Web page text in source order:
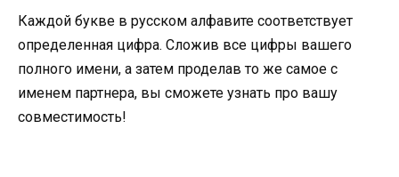
Каждой букве в русском алфавите соответствует
определенная цифра. Сложив все цифры вашего
полного имени, а затем проделав то же самое с
именем партнера, вы сможете узнать про вашу
совместимость!